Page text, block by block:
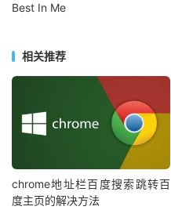
Best In Me
相关推荐
chrome地址栏百度搜索跳转百
度主页的解决方法